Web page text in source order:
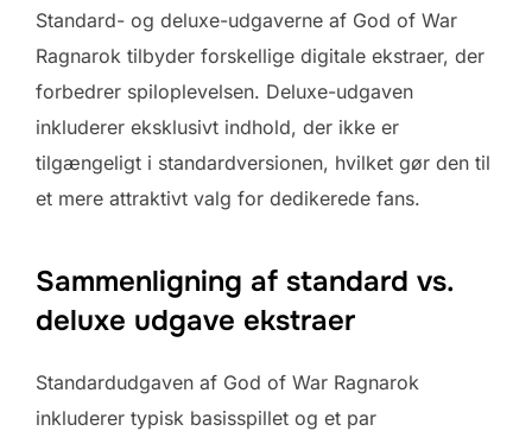
Standard- og deluxe-udgaverne af God of War
Ragnarok tilbyder forskellige digitale ekstraer, der
forbedrer spiloplevelsen. Deluxe-udgaven
inkluderer eksklusivt indhold, der ikke er
tilgængeligt i standardversionen, hvilket gør den til
et mere attraktivt valg for dedikerede fans.
Sammenligning af standard vs.
deluxe udgave ekstraer
Standardudgaven af God of War Ragnarok
inkluderer typisk basisspillet og et par